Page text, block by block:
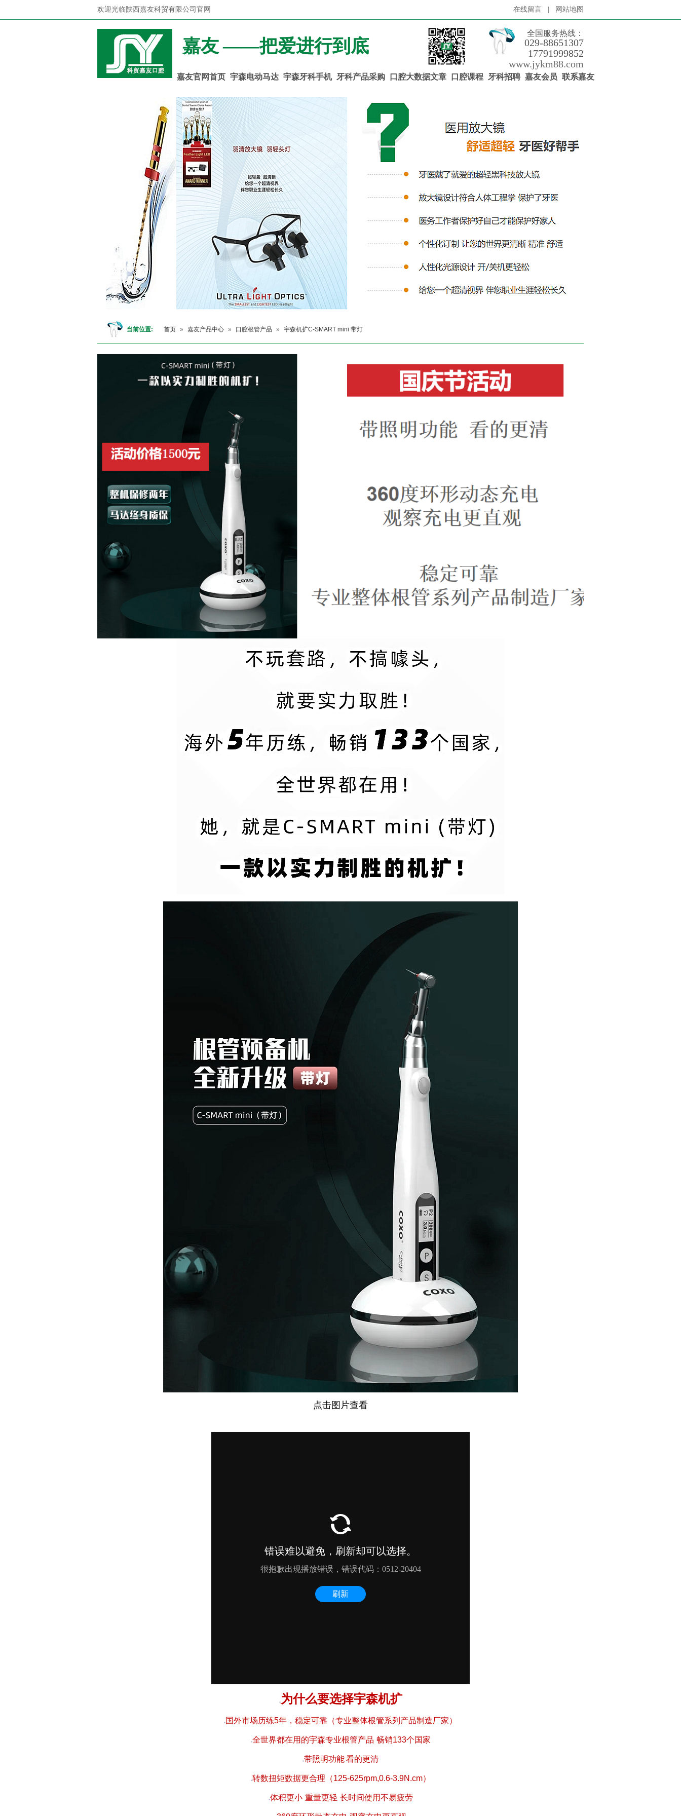
在线留言 网站地图
欢迎光临陕西嘉友科贸有限公司官网
全国服务热线：
029-88651307
17791999852
www.jykm88.com
嘉友 ——把爱进行到底
嘉友官网首页 宇森电动马达 宇森牙科手机 牙科产品采购 口腔大数据文章 口腔课程 牙科招聘 嘉友会员 联系嘉友
当前位置: 首页 » 嘉友产品中心 » 口腔根管产品 » 宇森机扩C-SMART mini 带灯
点击图片查看
为什么要选择宇森机扩
国外市场历练5年，稳定可靠（专业整体根管系列产品制造厂家）
全世界都在用的宇森专业根管产品 畅销133个国家
带照明功能 看的更清
转数扭矩数据更合理（125-625rpm,0.6-3.9N.cm）
体积更小 重量更轻 长时间使用不易疲劳